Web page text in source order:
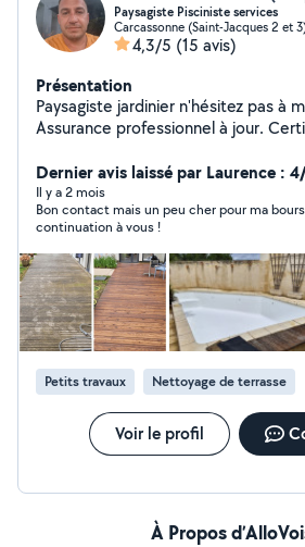
Paysagiste Pisciniste services
Carcassonne (Saint-Jacques 2 et
4,3/5 (15 avis)
Présentation
Paysagiste jardinier n'hésitez pas à
Assurance professionnel à jour. Certificat diplôme bac
d'impôt
Dernier avis laissé par Laurence :
Il y a 2 mois
Bon contact mais un peu cher pour ma
continuation à vous !
Petits travaux Nettoyage de terrasse
Voir le profil
À Propos